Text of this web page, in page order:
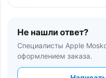
Не нашли ответ?
Специалисты Apple
оформлением заказа.